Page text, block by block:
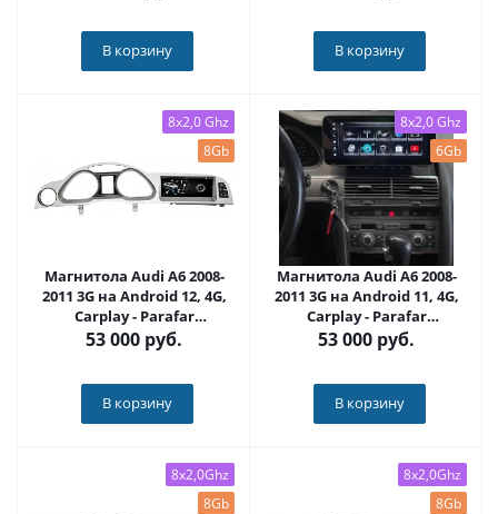
В корзину В корзину
8x2,0 Ghz
8Gb
Магнитола Audi A6 2008-
2011 3G на Android 12, 4G,
Carplay - Parafar
PF7943QPD3G
53 000 руб.
В корзину
8x2,0 Ghz
6Gb
Магнитола Audi A6 2008-
2011 3G на Android 11, 4G,
Carplay - Parafar
PF7948QHD3G
53 000 руб.
В корзину
8x2,0Ghz
8Gb
8x2,0Ghz
8Gb